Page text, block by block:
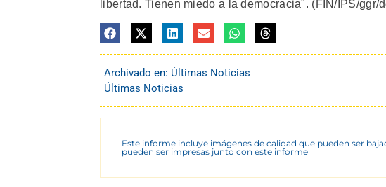
libertad. Tienen miedo a la democracia". (FIN/IPS/ggr/
Archivado en: Últimas Noticias
Últimas Noticias
Este informe incluye imágenes de calidad que pueden ser
pueden ser impresas junto con este informe